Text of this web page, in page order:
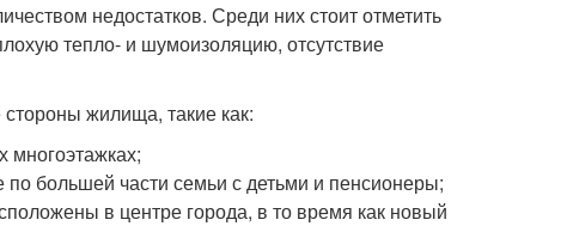
недостатков. Среди них стоит отметить
тепло- и шумоизоляцию, отсутствие
жилища, такие как:
многоэтажках;
большей части семьи с детьми и пенсионеры;
в центре города, в то время как новый